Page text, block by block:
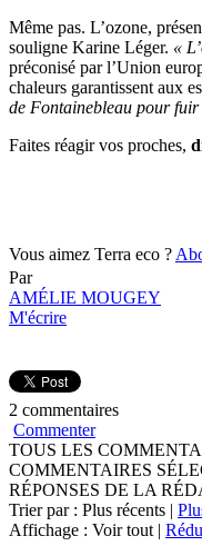
Même pas. L’ozone,
souligne Karine Léger. «
préconisé par l’Union
chaleurs garantissent aux
de Fontainebleau pour
Faites réagir vos proches,
Vous aimez Terra eco ?
Par
AMÉLIE MOUGEY
M'écrire
2 commentaires
Commenter
TOUS LES
COMMENTAIRES
RÉPONSES DE LA
Trier par : Plus récents |
Affichage : Voir tout |